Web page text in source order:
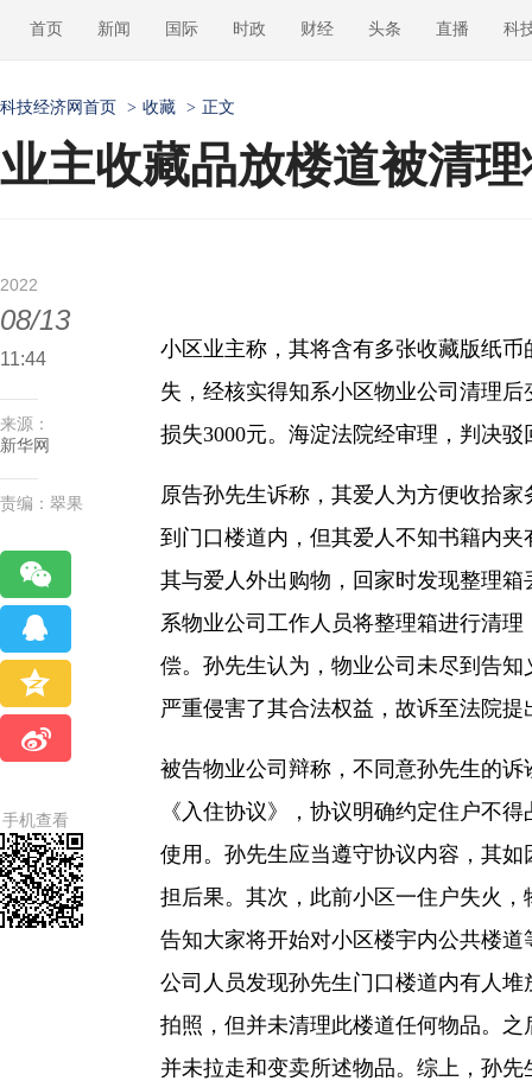
首页 新闻 国际 时政 财经 头条 直播 科
科技经济网首页 > 收藏 > 正文
业主收藏品放楼道被清
2022
08/13
11:44
来源：
新华网
责编：翠果
手机查看
小区业主称，其将含有多张收藏版纸
失，经核实得知系小区物业公司清理
损失3000元。海淀法院经审理，判决
原告孙先生诉称，其爱人为方便收拾
到门口楼道内，但其爱人不知书籍内
其与爱人外出购物，回家时发现整理
系物业公司工作人员将整理箱进行清
偿。孙先生认为，物业公司未尽到告
严重侵害了其合法权益，故诉至法院提
被告物业公司辩称，不同意孙先生的
《入住协议》，协议明确约定住户不
使用。孙先生应当遵守协议内容，其
担后果。其次，此前小区一住户失火
告知大家将开始对小区楼宇内公共楼
公司人员发现孙先生门口楼道内有人
拍照，但并未清理此楼道任何物品。
并未拉走和变卖所述物品。综上，孙